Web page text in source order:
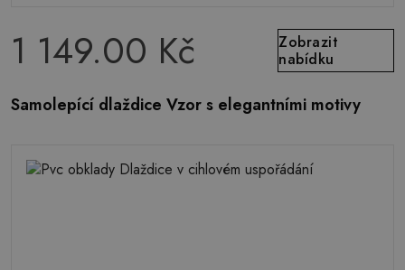
1 149.00 Kč
Zobrazit
nabídku
Samolepící dlaždice Vzor s elegantními motivy